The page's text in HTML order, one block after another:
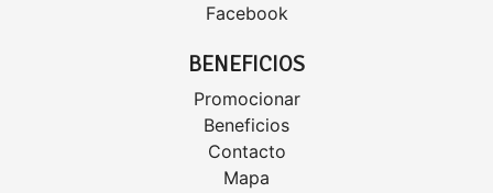
Facebook
BENEFICIOS
Promocionar
Beneficios
Contacto
Mapa